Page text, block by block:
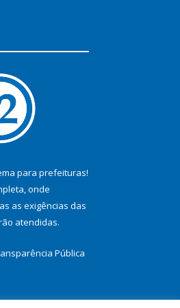
para prefeituras!
onde
as exigências das
atendidas.
Pública